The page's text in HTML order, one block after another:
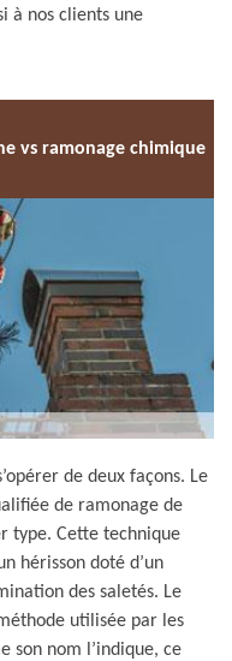
à nos clients une
vs ramonage chimique
de deux façons. Le
de ramonage de
type. Cette technique
hérisson doté d’un
des saletés. Le
utilisée par les
son nom l’indique, ce